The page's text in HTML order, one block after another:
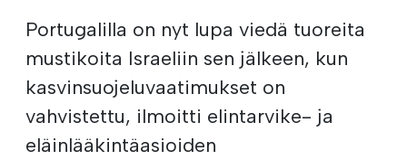
Portugalilla on nyt lupa viedä tuoreita
mustikoita Israeliin sen jälkeen, kun
kasvinsuojeluvaatimukset on
vahvistettu, ilmoitti elintarvike- ja
eläinlääkintäasioiden